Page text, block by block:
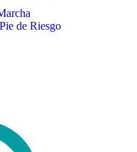
de Riesgo